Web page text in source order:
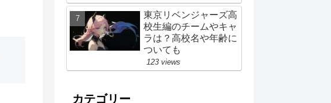
東京リベンジャーズ高
校生編のチームやキャ
ラは？高校名や年齢に
ついても
123 views
カテゴリー